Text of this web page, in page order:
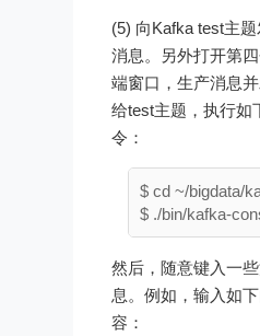
(5) 向Kafka test主题
消息。另外打开第
端窗口，生产消息
给test主题，执行如
令：
$ cd ~/bigdata/
然后，随意键入一
息。例如，输入如
容：